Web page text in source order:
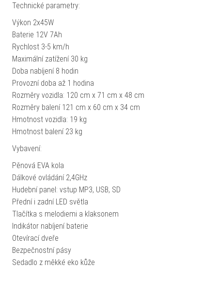
Technické parametry:
Výkon 2x45W
Baterie 12V 7Ah
Rychlost 3-5 km/h
Maximální zatížení 30 kg
Doba nabíjení 8 hodin
Provozní doba až 1 hodina
Rozměry vozidla: 120 cm x 71 cm x 48 cm
Rozměry balení 121 cm x 60 cm x 34 cm
Hmotnost vozidla: 19 kg
Hmotnost balení 23 kg
Vybavení:
Pěnová EVA kola
Dálkové ovládání 2,4GHz
Hudební panel: vstup MP3, USB, SD
Přední i zadní LED světla
Tlačítka s melodiemi a klaksonem
Indikátor nabíjení baterie
Otevírací dveře
Bezpečnostní pásy
Sedadlo z měkké eko kůže